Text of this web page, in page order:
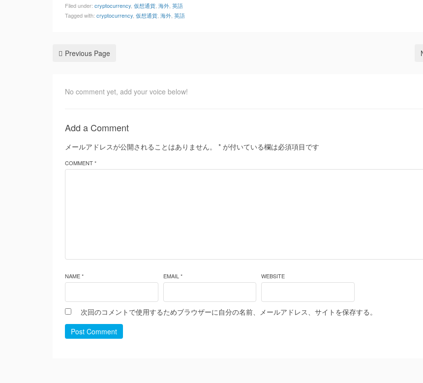
Filed under: cryptocurrency 仮想通貨 海外 英語
Tagged with: cryptocurrency 仮想通貨 海外 英語
Previous Page
No comment yet, add your voice below!
Add a Comment
メールアドレスが公開されることはありません。 * が付いている欄は必須項目です
COMMENT *
NAME * EMAIL * WEBSITE
次回のコメントで使用するためブラウザーに自分の名前、メールアドレス、サイトを保存する。
Post Comment